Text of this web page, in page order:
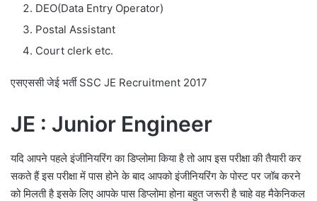
DEO(Data Entry Operator)
Postal Assistant
Court clerk etc.
एसएससी जेई भर्ती SSC JE Recruitment 2017
JE : Junior Engineer
यदि आपने पहले इंजीनियरिंग का डिप्लोमा किया है तो आप इस परीक्षा की तैयारी कर
सकते हैं इस परीक्षा में पास होने के बाद आपको इंजीनियरिंग के पोस्ट पर जॉब करने
को मिलती है इसके लिए आपके पास डिप्लोमा होना बहुत जरूरी है चाहे वह मैकेनिकल